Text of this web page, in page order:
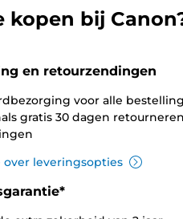
kopen bij
en retourzendingen
voor alle
gratis 30 dagen
leveringsopties